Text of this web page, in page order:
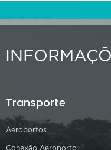
Transporte
Aeroportos
Conexão Aeroporto